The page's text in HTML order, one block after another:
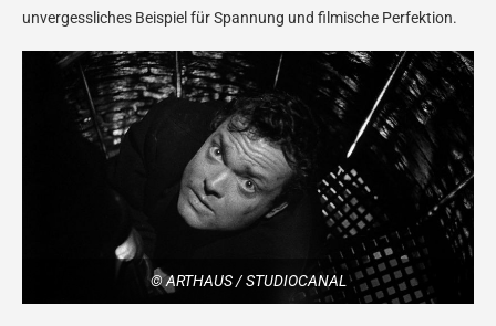
unvergessliches Beispiel für Spannung und filmische Perfektion.
© ARTHAUS / STUDIOCANAL